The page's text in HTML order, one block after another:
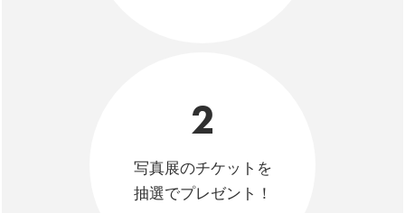
2
写真展のチケットを
抽選でプレゼント！